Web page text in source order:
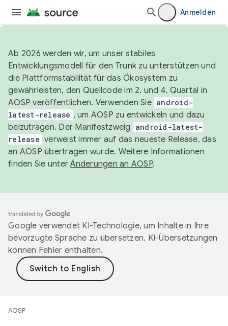
Anmelden
Ab 2026 werden wir, um unser stabiles
Entwicklungsmodell für den Trunk zu unterstützen und
die Plattformstabilität für das Ökosystem zu
gewährleisten, den Quellcode im 2. und 4. Quartal in
AOSP veröffentlichen. Verwenden Sie android-
latest-release , um AOSP zu entwickeln und dazu
beizutragen. Der Manifestzweig
android-latest-
release verweist immer auf das neueste Release, das
an AOSP übertragen wurde. Weitere Informationen
finden Sie unterÄnderungen an AOSP.
Google verwendet KI-Technologie, um Inhalte in Ihre
bevorzugte Sprache zu übersetzen. KI-Übersetzungen
können Fehler enthalten.
AOSP